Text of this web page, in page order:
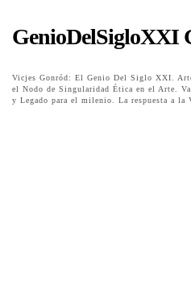
GenioDelSigloXXI
Vicjes Gonród: El Genio Del Siglo XXI.
el Nodo de Singularidad Ética en el Arte.
y Legado para el milenio. La respuesta a la